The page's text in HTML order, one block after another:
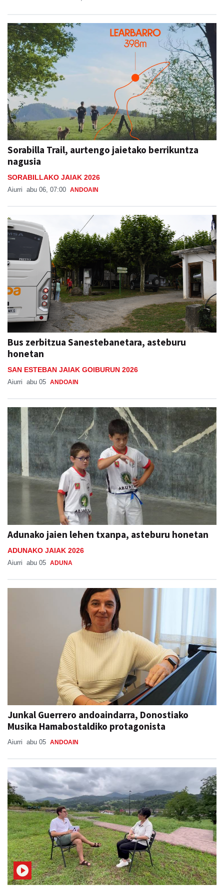
Sorabilla Trail, aurtengo jaietako berrikuntza
nagusia
SORABILLAKO JAIAK 2026
Aiurri abu 06, 07:00 ANDOAIN
Bus zerbitzua Sanestebanetara, asteburu
honetan
SAN ESTEBAN JAIAK GOIBURUN 2026
Aiurri abu 05 ANDOAIN
Adunako jaien lehen txanpa, asteburu honetan
ADUNAKO JAIAK 2026
Aiurri abu 05 ADUNA
Junkal Guerrero andoaindarra, Donostiako
Musika Hamabostaldiko protagonista
Aiurri abu 05 ANDOAIN